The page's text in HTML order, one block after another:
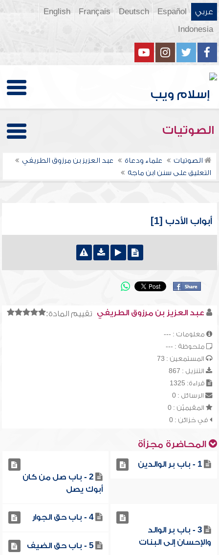
عربي Español
Deutsch
Français
English
Indonesia
الصوتيات
الصوتيات علماء ودعاة
عبد العزيز بن مرزوق الطريفي
التعليق على سنن ابن ماجه
أبواب الأدب [1]
تقييم المادة: عبد العزيز بن مرزوق الطريفي
معلومات : ---
ملحوظة : ---
المستمعين : 73
التنزيل : 867
قراءة: 1325
الرسائل : 0
المقيميّن : 0
في خزائن : 0
المحاضرة مجزأة
1 - باب بر الوالدين
2 - باب صل من كان
أبوك يصل
3 - باب بر الوالد
والإحسان إلى البنات
4 - باب حق الجوار
5 - باب حق الضيف